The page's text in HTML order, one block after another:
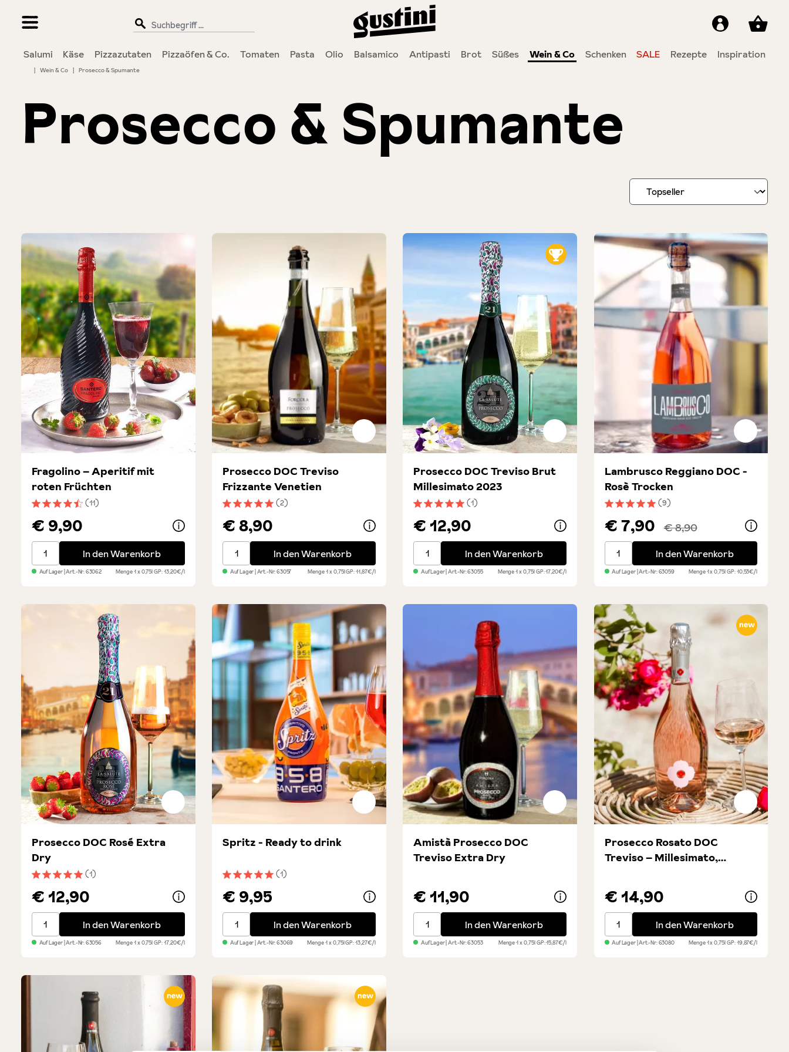
Salumi Käse Pizzazutaten Pizzaöfen & Co. Tomaten Pasta Olio Balsamico Antipasti Brot Süßes Wein & Co Schenken SALE Rezepte Inspiration
| Wein & Co | Prosecco & Spumante
Prosecco & Spumante
Durchschnittliche Bewertung von 4.4 von 5 Sternen
(11)
Fragolino – Aperitif mit
roten Früchten
€ 9,90
Fragolino – Aperitif mit roten Früchten
In den Warenkorb
Auf Lager| Art.-Nr:63062 Menge1 x 0,75lGP: 13,20€/l
Durchschnittliche Bewertung von 5 von 5 Sternen
(2)
Prosecco DOC Treviso
Frizzante Venetien
€ 8,90
Prosecco DOC Treviso Frizzante Venetien
In den Warenkorb
Auf Lager| Art.-Nr:63057 Menge1 x 0,75lGP: 11,87€/l
Durchschnittliche Bewertung von 5 von 5 Sternen
(1)
Prosecco DOC Treviso Brut
Millesimato 2023
€ 12,90
Prosecco DOC Treviso Brut Millesimato 2023
In den Warenkorb
Auf Lager| Art.-Nr:63055 Menge1 x 0,75lGP: 17,20€/l
Durchschnittliche Bewertung von 5 von 5
(9)
Lambrusco Reggiano DOC -
Rosè Trocken
€ 7,90 € 8,90
Lambrusco Reggiano DOC - Rosè Trocken
In den Warenkorb
Auf Lager| Art.-Nr:63059 Menge1 x 0,75lGP: 10,53€/l
Durchschnittliche Bewertung von 5 von 5 Sternen
(1)
Prosecco DOC Rosé Extra
Dry
€ 12,90
Prosecco DOC Rosé Extra Dry
In den Warenkorb
Auf Lager| Art.-Nr:63056 Menge1 x 0,75lGP: 17,20€/l
Durchschnittliche Bewertung von 5 von 5 Sternen
(1)
Spritz - Ready to drink
€ 9,95
Spritz - Ready to drinkIn den Warenkorb
Auf Lager| Art.-Nr:63069 Menge1 x 0,75lGP: 13,27€/l
Amistà Prosecco DOC
Treviso Extra Dry
€ 11,90
Amistà Prosecco DOC Treviso Extra Dry
In den Warenkorb
Auf Lager| Art.-Nr:63053 Menge1 x 0,75lGP: 15,87€/l
Prosecco Rosato DOC
Treviso – Millesimato,
€ 14,90
Prosecco Rosato DOC Treviso –
In den Warenkorb
Auf Lager| Art.-Nr:63080 Menge1 x 0,75lGP: 19,87€/l